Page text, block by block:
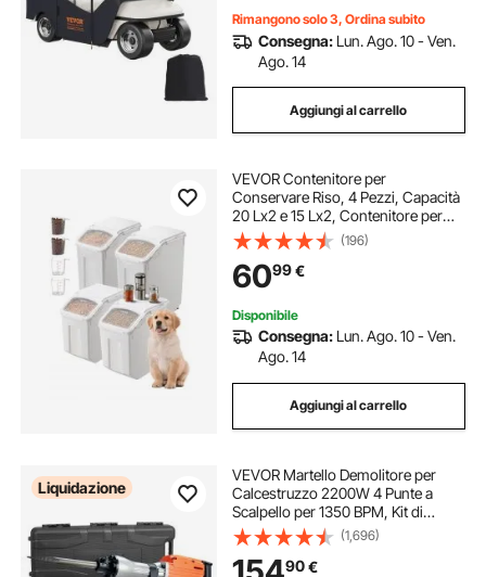
Rimangono solo 3, Ordina subito
Consegna: Lun. Ago. 10 - Ven.
Ago. 14
Aggiungi al carrello
VEVOR Contenitore per
Conservare Riso, 4 Pezzi, Capacità
20 Lx2 e 15 Lx2, Contenitore per
Cibo per Cani, Contenitore con
Ruote, 4 Misurini, Coperchio per
Ingredienti Cereali Farina Cibo per
Animali
(196)
6099€
Disponibile
Consegna: Lun. Ago. 10 - Ven.
Ago. 14
Aggiungi al carrello
Liquidazione
VEVOR Martello Demolitore per
Calcestruzzo 2200W 4 Punte a
Scalpello per 1350 BPM, Kit di
Martello Demolitore Elettrico 220V
per Lavorazione su Cemento
Mattoni Piastrelle Demolizione per
(1,696)
90€